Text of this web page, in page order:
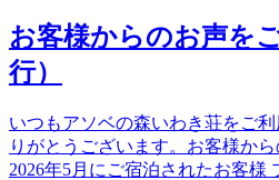
お客様からのお声を
行）
いつもアソベの森いわき荘をご
りがとうございます。お客様か
2026年5月にご宿泊されたお客様